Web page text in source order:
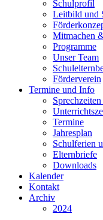
Schulprofil
Leitbild und
Mitmachen
Programme
Unser Team
Förderverein
Termine und Info
Termine
Jahresplan
Schulferien
Elternbriefe
Downloads
Kalender
Kontakt
Archiv
2024